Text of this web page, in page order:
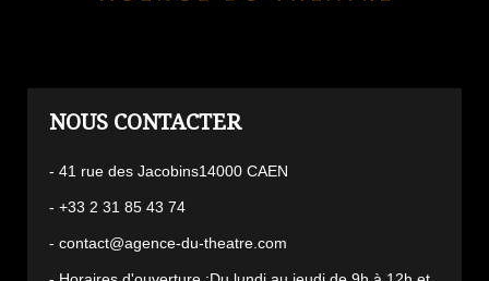
L'AGENCE
- 41 rue des Jacobins14000 CAEN
- +33 2 31 85 43 74
- contact@agence-du-theatre.com